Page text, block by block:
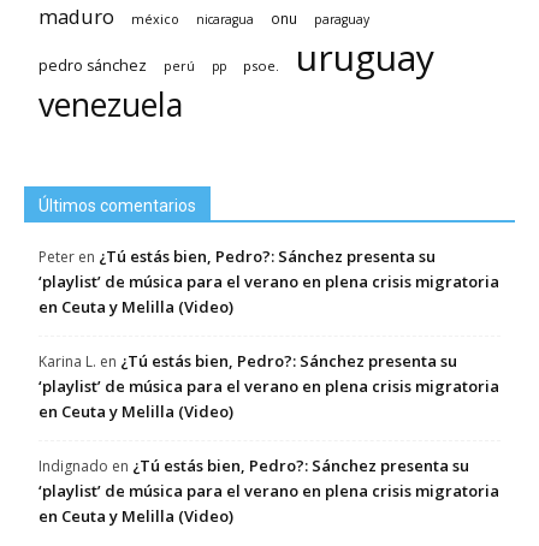
maduro méxico nicaragua onu paraguay
pedro sánchez perú pp psoe. uruguay
venezuela
Últimos comentarios
Peter en ¿Tú estás bien, Pedro?: Sánchez presenta su
‘playlist’ de música para el verano en plena crisis migratoria
en Ceuta y Melilla (Video)
Karina L. en ¿Tú estás bien, Pedro?: Sánchez presenta su
‘playlist’ de música para el verano en plena crisis migratoria
en Ceuta y Melilla (Video)
Indignado en ¿Tú estás bien, Pedro?: Sánchez presenta su
‘playlist’ de música para el verano en plena crisis migratoria
en Ceuta y Melilla (Video)